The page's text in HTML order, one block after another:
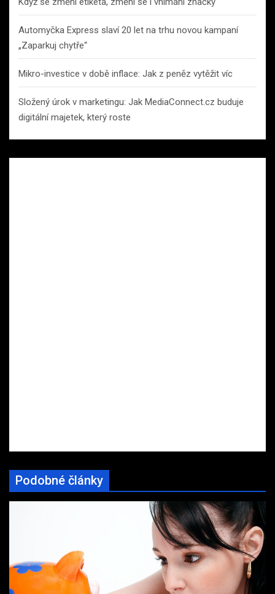
Automyčka Express slaví 20 let na trhu novou kampaní
„Zaparkuj chytře“
Mikro-investice v době inflace: Jak z peněz vytěžit víc
Složený úrok v marketingu: Jak MediaConnect.cz buduje
digitální majetek, který roste
Podobné články